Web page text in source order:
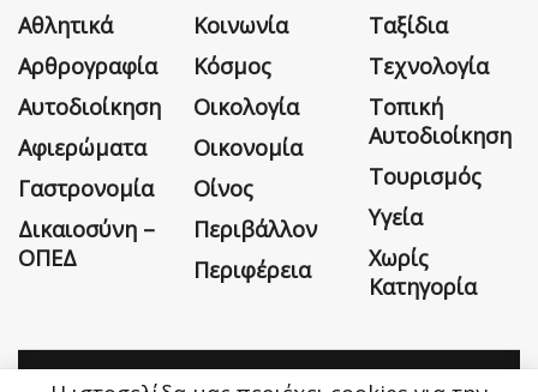
Αθλητικά
Αρθρογραφία
Αυτοδιοίκηση
Αφιερώματα
Γαστρονομία
Δικαιοσύνη –
ΟΠΕΔ
Κοινωνία
Κόσμος
Οικολογία
Οικονομία
Οίνος
Περιβάλλον
Περιφέρεια
Ταξίδια
Τεχνολογία
Τοπική
Αυτοδιοίκηση
Τουρισμός
Υγεία
Χωρίς
Κατηγορία